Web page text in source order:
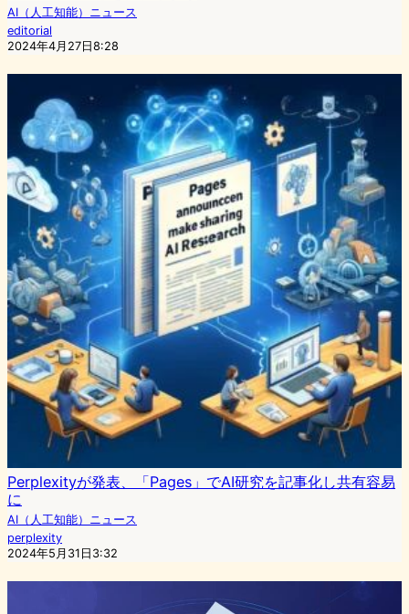
AI（人工知能）ニュース
editorial
2024年4月27日8:28
Perplexityが発表、「Pages」でAI研究を記事化し共有容易
に
AI（人工知能）ニュース
perplexity
2024年5月31日3:32